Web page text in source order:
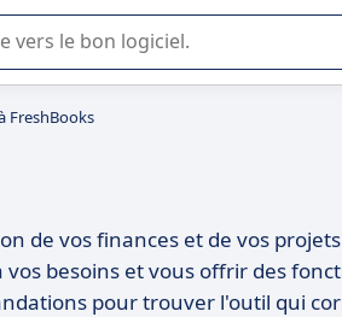
sélection de logiciel SaaS en
FreshBooks
de vos finances et de vos
besoins et vous offrir des
pour trouver l'outil qui